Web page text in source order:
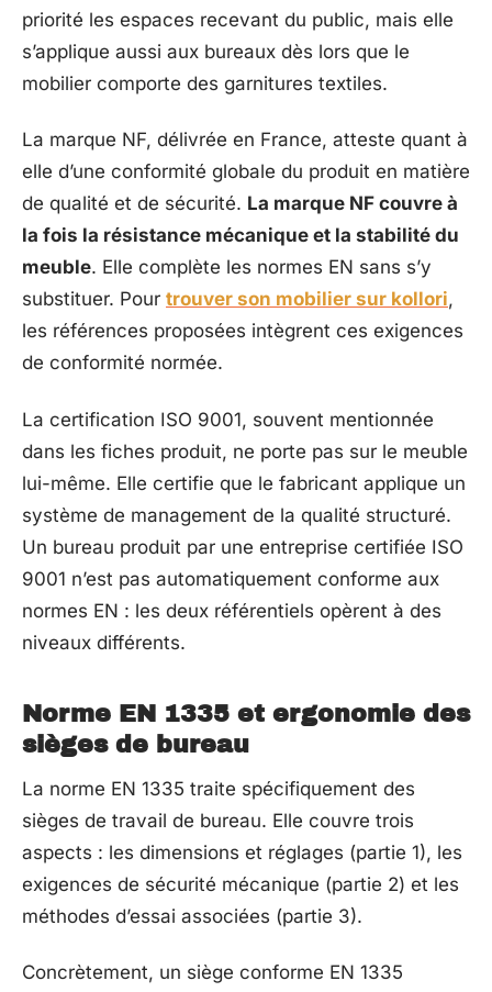
priorité les espaces recevant du public, mais elle
s’applique aussi aux bureaux dès lors que le
mobilier comporte des garnitures textiles.
La marque NF, délivrée en France, atteste quant à
elle d’une conformité globale du produit en matière
de qualité et de sécurité. La marque NF couvre à
la fois la résistance mécanique et la stabilité du
meuble. Elle complète les normes EN sans s’y
substituer. Pour trouver son mobilier sur kollori,
les références proposées intègrent ces exigences
de conformité normée.
La certification ISO 9001, souvent mentionnée
dans les fiches produit, ne porte pas sur le meuble
lui-même. Elle certifie que le fabricant applique un
système de management de la qualité structuré.
Un bureau produit par une entreprise certifiée ISO
9001 n’est pas automatiquement conforme aux
normes EN : les deux référentiels opèrent à des
niveaux différents.
Norme EN 1335 et ergonomie des
sièges de bureau
La norme EN 1335 traite spécifiquement des
sièges de travail de bureau. Elle couvre trois
aspects : les dimensions et réglages (partie 1), les
exigences de sécurité mécanique (partie 2) et les
méthodes d’essai associées (partie 3).
Concrètement, un siège conforme EN 1335